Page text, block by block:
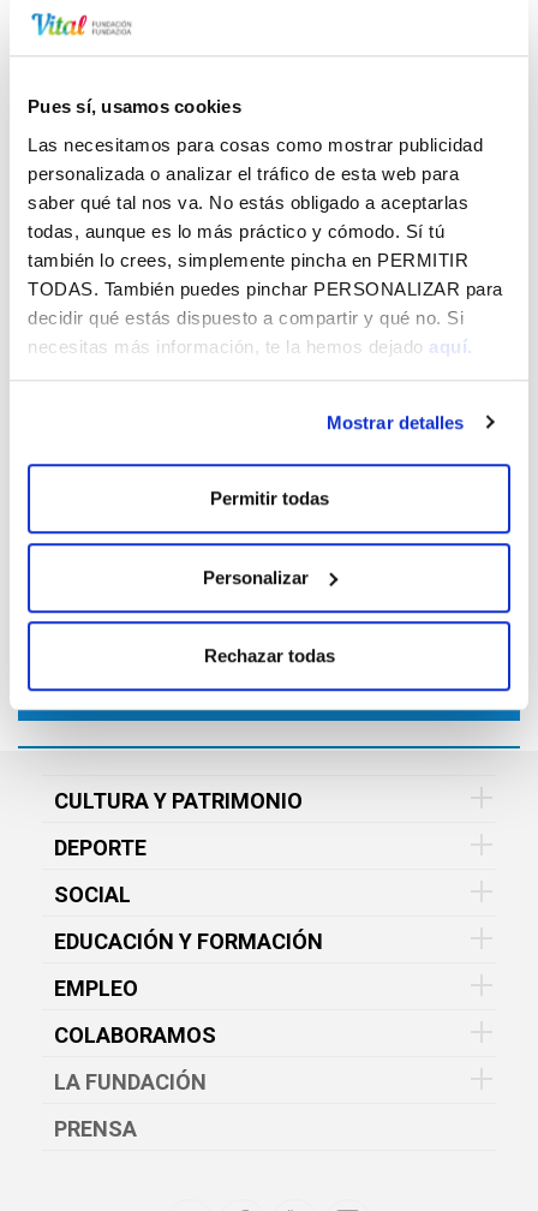
Pues sí, usamos cookies
Las necesitamos para cosas como mostrar publicidad
personalizada o analizar el tráfico de esta web para
saber qué tal nos va. No estás obligado a aceptarlas
todas, aunque es lo más práctico y cómodo. Sí tú
también lo crees, simplemente pincha en PERMITIR
TODAS. También puedes pinchar PERSONALIZAR para
decidir qué estás dispuesto a compartir y qué no. Si
necesitas más información, te la hemos dejado aquí.
Mostrar detalles
Permitir todas
Personalizar
Rechazar todas
Vital por Álava - Agosto 2026
CórrELA 2026
Jaibus - La Blanca y agosto 2026
SUSCRÍBETE A LO QUE TE INTERESA
EN FUNDACIÓN VITAL Y RECÍBELO EN
TU EMAIL GRATIS
CULTURA Y PATRIMONIO
DEPORTE
SOCIAL
EDUCACIÓN Y FORMACIÓN
EMPLEO
COLABORAMOS
LA FUNDACIÓN
PRENSA